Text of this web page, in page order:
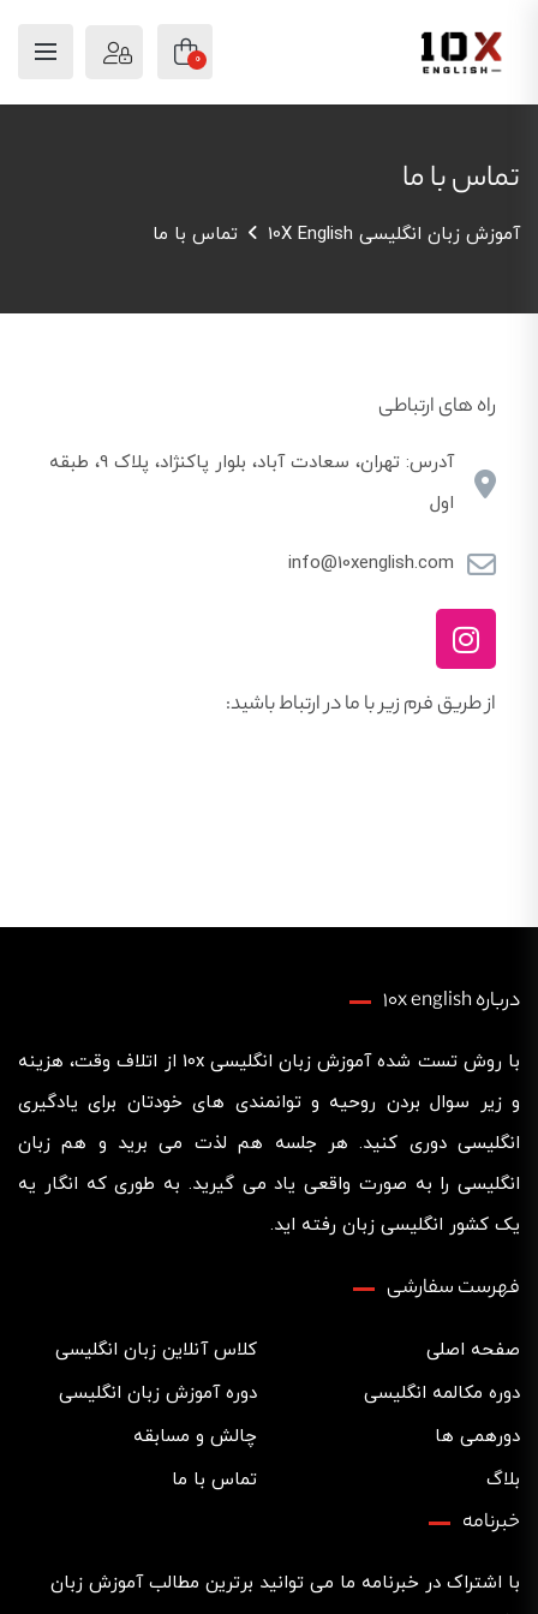
0
تماس با ما
آموزش زبان انگلیسی 10X English تماس با ما
راه های ارتباطی
آدرس: تهران، سعادت آباد، بلوار پاکنژاد، پلاک 9، طبقه
اول
info@10xenglish.com
از طریق فرم زیر با ما در ارتباط باشید:
درباره 10x english
با روش تست شده آموزش زبان انگلیسی 10x از اتلاف وقت، هزینه
و زیر سوال بردن روحیه و توانمندی های خودتان برای یادگیری
انگلیسی دوری کنید. هر جلسه هم لذت می برید و هم زبان
انگلیسی را به صورت واقعی یاد می گیرید. به طوری که انگار یه
یک کشور انگلیسی زبان رفته اید.
فهرست سفارشی
صفحه اصلی
کلاس آنلاین زبان انگلیسی
دوره مکالمه انگلیسی
دوره آموزش زبان انگلیسی
دورهمی ها
چالش‌ و مسابقه
بلاگ
تماس با ما
خبرنامه
با اشتراک در خبرنامه ما می توانید برترین مطالب آموزش زبان